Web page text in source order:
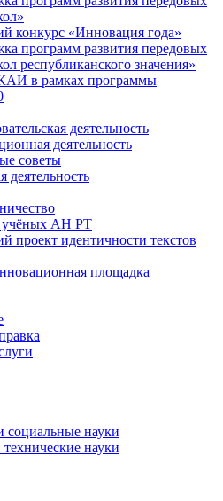
конкурс «Инновация года»
программ развития передовых
республиканского значения»
в рамках программы
деятельность
деятельность
советы
деятельность
учёных АН РТ
проект идентичности текстов
площадка
социальные науки
науки